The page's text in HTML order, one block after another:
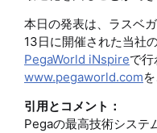
本日の発表は、ラスベ
13日に開催された当社
PegaWorld iNspireで行
www.pegaworld.com
引用とコメント：
Pegaの最高技術システ